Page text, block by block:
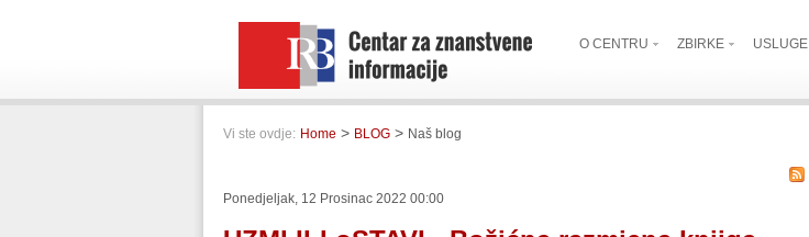
O CENTRU ZBIRKE USLUGE
Vi ste ovdje: Home > BLOG > Naš blog
Ponedjeljak, 12 Prosinac 2022 00:00